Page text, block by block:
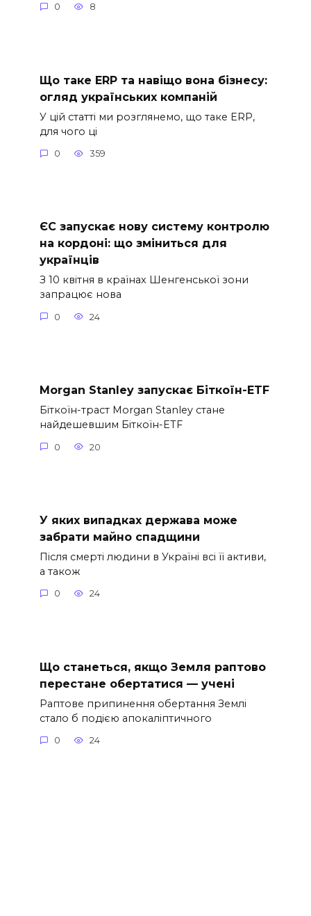
0 8
Що таке ERP та навіщо вона бізнесу:
огляд українських компаній
У цій статті ми розглянемо, що таке ERP,
для чого ці
0 359
ЄС запускає нову систему контролю
на кордоні: що зміниться для
українців
З 10 квітня в країнах Шенгенської зони
запрацює нова
0 24
Morgan Stanley запускає Біткоїн-ETF
Біткоїн-траст Morgan Stanley стане
найдешевшим Біткоїн-ETF
0 20
У яких випадках держава може
забрати майно спадщини
Після смерті людини в Україні всі її активи,
а також
0 24
Що станеться, якщо Земля раптово
перестане обертатися — учені
Раптове припинення обертання Землі
стало б подією апокаліптичного
0 24